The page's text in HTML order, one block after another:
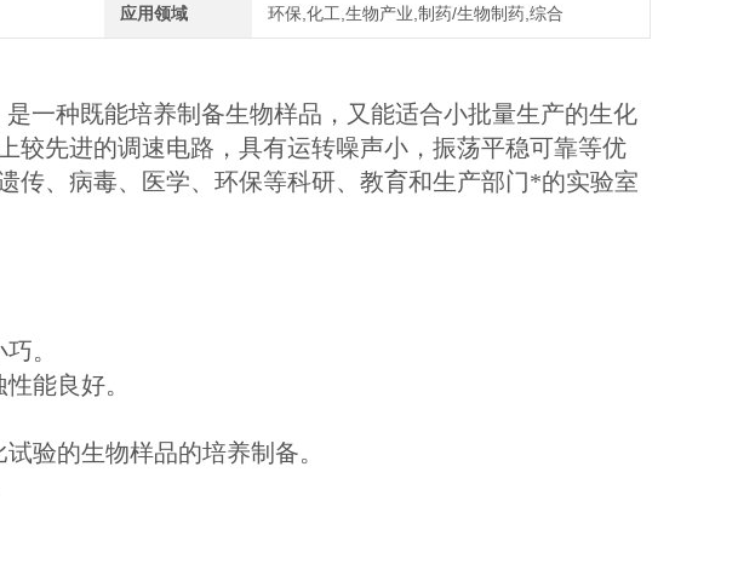
应用领域 环保,化工,生物产业,制药/生物制药,综合
一种既能培养制备生物样品，又能适合小批量生产的生化
较先进的调速电路，具有运转噪声小，振荡平稳可靠等优
传、病毒、医学、环保等科研、教育和生产部门*的实验室
。
能良好。
验的生物样品的培养制备。